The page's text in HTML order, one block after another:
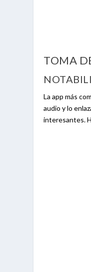
TOMA
La app más
audio y lo
interesantes.